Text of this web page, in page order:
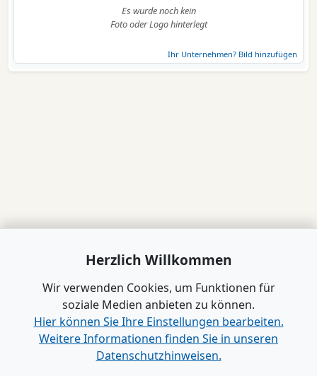
Es wurde noch kein
Foto oder Logo hinterlegt
Ihr Unternehmen? Bild hinzufügen
Herzlich Willkommen
Wir verwenden Cookies, um Funktionen für
soziale Medien anbieten zu können.
Hier können Sie Ihre Einstellungen bearbeiten.
Weitere Informationen finden Sie in unseren
Datenschutzhinweisen.